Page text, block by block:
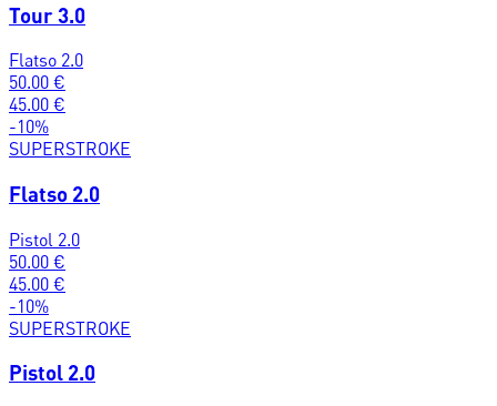
Tour 3.0
Flatso 2.0
50.00 €
45.00 €
-10%
SUPERSTROKE
Flatso 2.0
Pistol 2.0
50.00 €
45.00 €
-10%
SUPERSTROKE
Pistol 2.0